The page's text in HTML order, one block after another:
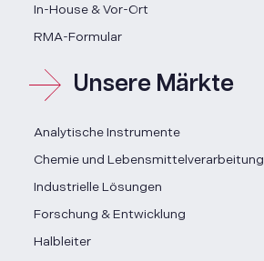
In-House & Vor-Ort
RMA-Formular
Unsere Märkte
Analytische Instrumente
Chemie und Lebensmittelverarbeitung
Industrielle Lösungen
Forschung & Entwicklung
Halbleiter